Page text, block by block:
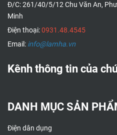
Đ/C: 261/40/5/12 Chu Văn An,
Minh
Điện thoại:0931.48.4545
Email: info@lamha.vn
Kênh thông tin của
DANH MỤC SẢN
Điện dân dụng